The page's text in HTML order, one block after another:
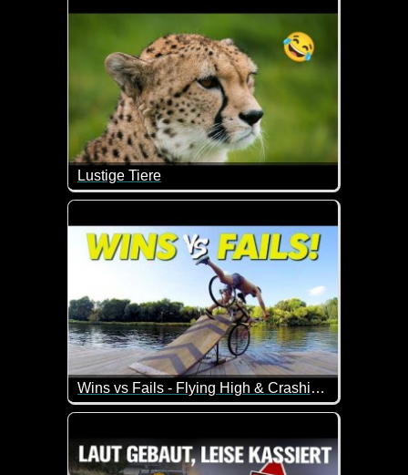
Lustige Tiere
Tiere in lustigen Aktion sind hier an der
Wins vs Fails - Flying High & Crashing Out
Ein weiterer Teil von "diese Leute haben es